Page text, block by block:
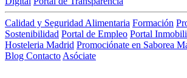
Calidad y Seguridad Alimentaria Formación
Sostenibilidad Portal de Empleo Portal
Hosteleria Madrid Promociónate en Saborea
Blog Contacto Asóciate